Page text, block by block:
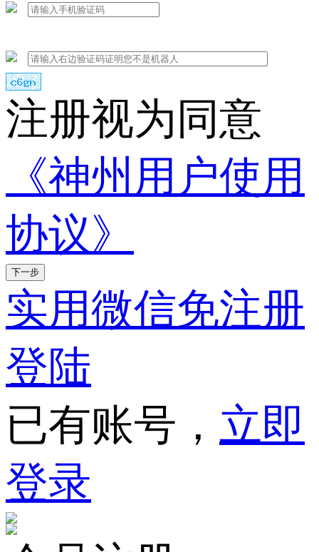
注册视为同意
《神州用户使用
协议》
下一步
实用微信免注册
登陆
已有账号， 立即
登录